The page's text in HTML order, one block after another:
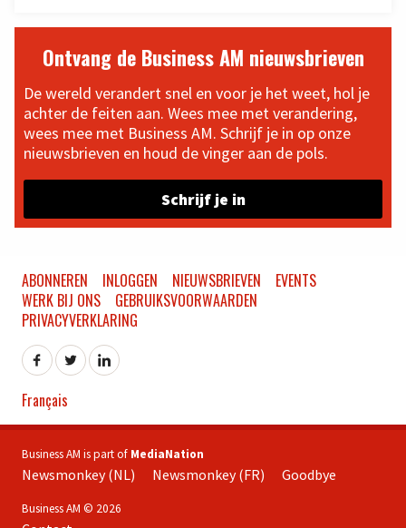
Ontvang de Business AM nieuwsbrieven
De wereld verandert snel en voor je het weet, hol je
achter de feiten aan. Wees mee met verandering,
wees mee met Business AM. Schrijf je in op onze
nieuwsbrieven en houd de vinger aan de pols.
Schrijf je in
ABONNEREN INLOGGEN NIEUWSBRIEVEN
EVENTS
WERK BIJ ONS
GEBRUIKSVOORWAARDEN
PRIVACYVERKLARING
Français
Business AM is part of MediaNation
Newsmonkey (NL) Newsmonkey (FR) Goodbye
Business AM © 2026